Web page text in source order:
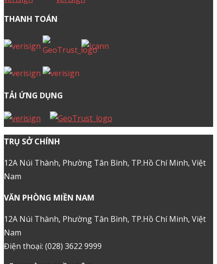
Cloud Hosting
Email
Kinh nghiệm bán hàng
Series hướng dẫn WordPress